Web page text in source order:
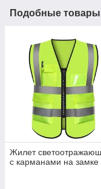
Подобные
Жилет
c карманами на замке